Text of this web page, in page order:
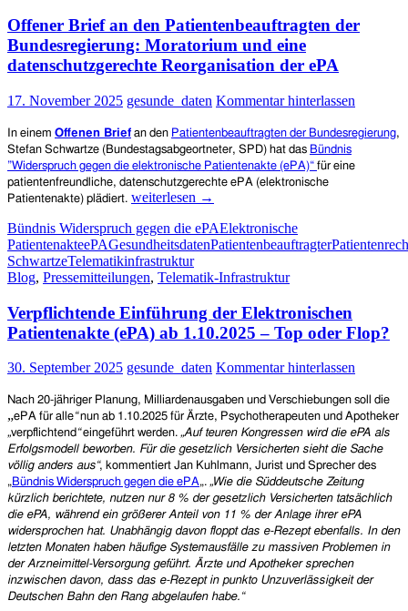
für
alle
–
alles
Offener Brief an den Patientenbeauftragten der
Bundesregierung: Moratorium und eine
datenschutzgerechte Reorganisation der ePA
17. November 2025 gesunde_daten Kommentar hinterlassen
In einem Offenen Brief an den Patientenbeauftragten der Bundesregierung,
Stefan Schwartze (Bundestagsabgeortneter, SPD) hat das Bündnis
”Widerspruch gegen die elektronische Patientenakte (ePA)“ für eine
patientenfreundliche, datenschutzgerechte ePA (elektronische
Patientenakte) plädiert. Offener
an
den
Patientenbeauftragten
der
Moratorium
und
eine
datenschutzgerechte
Reorganisation
der
ePA
weiterlesen →
Bündnis Widerspruch gegen die ePAElektronische
PatientenakteePAGesundheitsdatenPatientenbeauftragter
SchwartzeTelematikinfrastruktur
Blog, Pressemitteilungen, Telematik-Infrastruktur
Verpflichtende Einführung der Elektronischen
Patientenakte (ePA) ab 1.10.2025 – Top oder Flop?
30. September 2025 gesunde_daten Kommentar hinterlassen
Nach 20-jähriger Planung, Milliardenausgaben und Verschiebungen soll die
„ePA für alle“nun ab 1.10.2025 für Ärzte, Psychotherapeuten und Apotheker
„verpflichtend “eingeführt werden. „Auf teuren Kongressen wird die ePA als
Erfolgsmodell beworben. Für die gesetzlich Versicherten sieht die Sache
völlig anders aus“, kommentiert Jan Kuhlmann, Jurist und Sprecher des
„Bündnis Widerspruch gegen die ePA„. „Wie die Süddeutsche Zeitung
kürzlich berichtete, nutzen nur 8 % der gesetzlich Versicherten tatsächlich
die ePA, während ein größerer Anteil von 11 % der Anlage ihrer ePA
widersprochen hat. Unabhängig davon floppt das e-Rezept ebenfalls. In den
letzten Monaten haben häufige Systemausfälle zu massiven Problemen in
der Arzneimittel-Versorgung geführt. Ärzte und Apotheker sprechen
inzwischen davon, dass das e-Rezept in punkto Unzuverlässigkeit der
Deutschen Bahn den Rang abgelaufen habe.“